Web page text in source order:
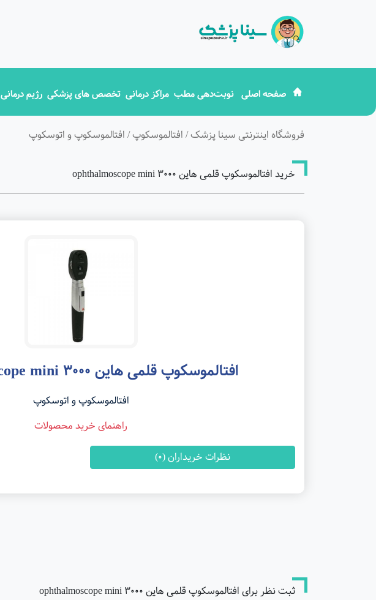
صفحه اصلی نوبت‌دهی مطب مراکز درمانی تخصص های پزشکی رژیم درمانی
فروشگاه اینترنتی سینا پزشک/ افتالموسکوپ/ افتالموسکوپ و اتوسکوپ
خرید افتالموسکوپ قلمی هاین ophthalmoscope mini 3000
افتالموسکوپ قلمی هاین ophthalmoscope mini 3000
افتالموسکوپ و اتوسکوپ
راهنمای خرید محصولات
نظرات خریداران (0)
ثبت نظر برای افتالموسکوپ قلمی هاین ophthalmoscope mini 3000